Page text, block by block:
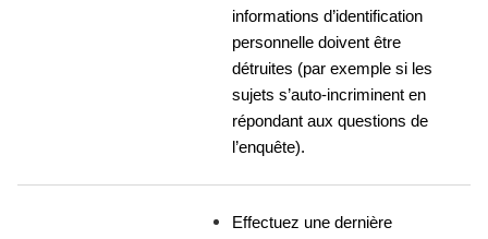
informations d’identification
personnelle doivent être
détruites (par exemple si les
sujets s’auto-incriminent en
répondant aux questions de
l’enquête).
Effectuez une dernière